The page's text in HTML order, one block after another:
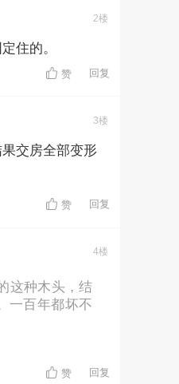
2楼
住的。
赞 回复
3楼
交房全部变形
赞 回复
4楼
这种木头，结
一百年都坏不
赞 回复